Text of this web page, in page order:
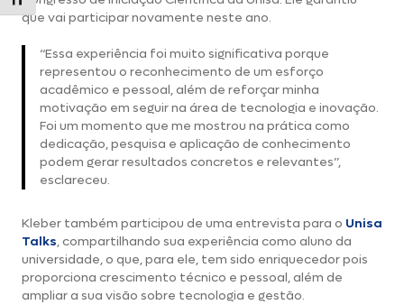
que vai participar novamente neste ano.
“Essa experiência foi muito significativa porque
representou o reconhecimento de um esforço
acadêmico e pessoal, além de reforçar minha
motivação em seguir na área de tecnologia e inovação.
Foi um momento que me mostrou na prática como
dedicação, pesquisa e aplicação de conhecimento
podem gerar resultados concretos e relevantes”,
esclareceu.
Kleber também participou de uma entrevista para o Unisa
Talks, compartilhando sua experiência como aluno da
universidade, o que, para ele, tem sido enriquecedor pois
proporciona crescimento técnico e pessoal, além de
ampliar a sua visão sobre tecnologia e gestão.